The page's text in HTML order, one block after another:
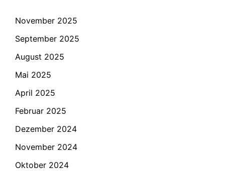
November 2025
September 2025
August 2025
Mai 2025
April 2025
Februar 2025
Dezember 2024
November 2024
Oktober 2024